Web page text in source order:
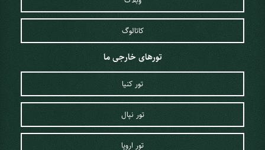
کاتالوگ
تورهای خارجی ما
تور کنیا
تور نپال
تور اروپا